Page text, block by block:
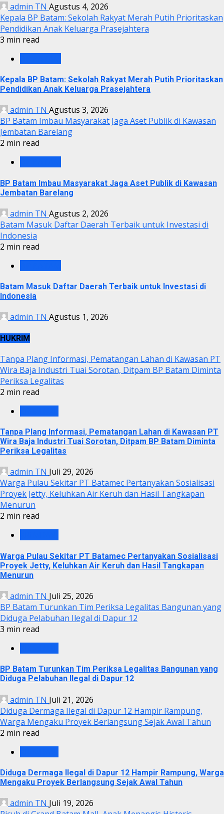
admin TN Agustus 4, 2026
Kepala BP Batam: Sekolah Rakyat Merah Putih Prioritaskan
Pendidikan Anak Keluarga Prasejahtera
3 min read
Kepala BP Batam: Sekolah Rakyat Merah Putih Prioritaskan
Pendidikan Anak Keluarga Prasejahtera
admin TN Agustus 3, 2026
BP Batam Imbau Masyarakat Jaga Aset Publik di Kawasan
Jembatan Barelang
2 min read
BP Batam Imbau Masyarakat Jaga Aset Publik di Kawasan
Jembatan Barelang
admin TN Agustus 2, 2026
Batam Masuk Daftar Daerah Terbaik untuk Investasi di
Indonesia
2 min read
Batam Masuk Daftar Daerah Terbaik untuk Investasi di
Indonesia
admin TN Agustus 1, 2026
HUKRIM
Tanpa Plang Informasi, Pematangan Lahan di Kawasan PT
Wira Baja Industri Tuai Sorotan, Ditpam BP Batam Diminta
Periksa Legalitas
2 min read
Tanpa Plang Informasi, Pematangan Lahan di Kawasan PT
Wira Baja Industri Tuai Sorotan, Ditpam BP Batam Diminta
Periksa Legalitas
admin TN Juli 29, 2026
Warga Pulau Sekitar PT Batamec Pertanyakan Sosialisasi
Proyek Jetty, Keluhkan Air Keruh dan Hasil Tangkapan
Menurun
2 min read
Warga Pulau Sekitar PT Batamec Pertanyakan Sosialisasi
Proyek Jetty, Keluhkan Air Keruh dan Hasil Tangkapan
Menurun
admin TN Juli 25, 2026
BP Batam Turunkan Tim Periksa Legalitas Bangunan yang
Diduga Pelabuhan Ilegal di Dapur 12
3 min read
BP Batam Turunkan Tim Periksa Legalitas Bangunan yang
Diduga Pelabuhan Ilegal di Dapur 12
admin TN Juli 21, 2026
Diduga Dermaga Ilegal di Dapur 12 Hampir Rampung,
Warga Mengaku Proyek Berlangsung Sejak Awal Tahun
2 min read
Diduga Dermaga Ilegal di Dapur 12 Hampir Rampung, Warga
Mengaku Proyek Berlangsung Sejak Awal Tahun
admin TN Juli 19, 2026